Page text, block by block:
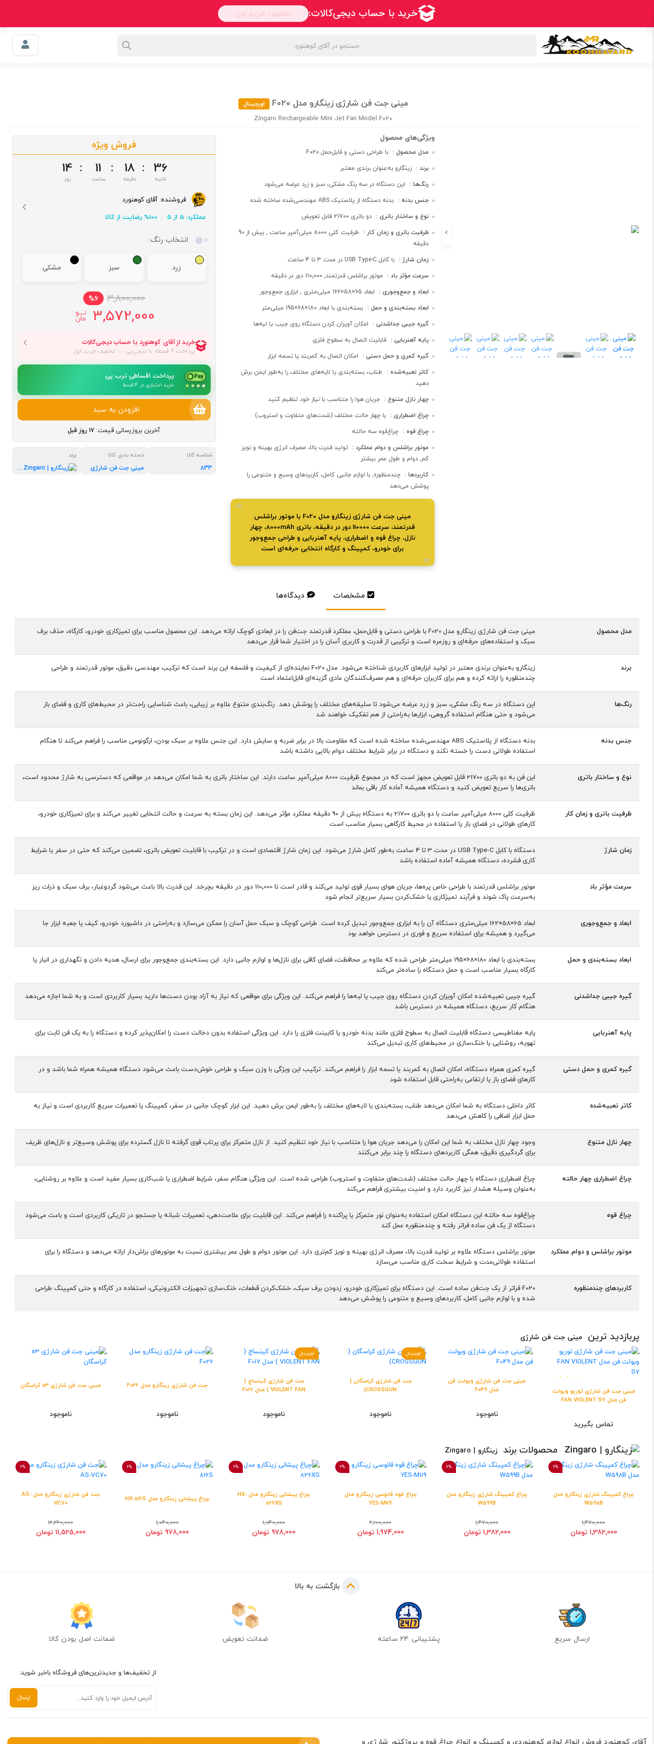
دسته بندی کالاها اکسپلور محبوب ترین برندها سبد خرید
مینی جت فن شارژی زینگارو مدل F020 اورجینال
Zingaro Rechargeable Mini Jet Fan Model F020
مدل محصول : F020 با طراحی دستی و قابل‌حمل
برند : زینگارو به‌عنوان برندی معتبر
رنگ‌ها : این دستگاه در سه رنگ مشکی، سبز و زرد عرضه می‌شود
جنس بدنه : بدنه دستگاه از پلاستیک ABS مهندسی‌شده ساخته شده
نوع و ساختار باتری : دو باتری 21700 قابل تعویض
ظرفیت باتری و زمان کار :
ظرفیت کلی 8000 میلی‌آمپر ساعت , بیش از 90
دقیقه
زمان شارژ : با کابل USB Type-C در مدت 3 تا 4 ساعت
سرعت مؤثر باد : موتور براشلس قدرتمند, 110٬000 دور در دقیقه
ابعاد و جمع‌وجوری : ابعاد 65×58×162 میلی‌متری , ابزاری جمع‌وجور
ابعاد بسته‌بندی و حمل : بسته‌بندی با ابعاد 180×68×195 میلی‌متر
گیره جیبی جداشدنی : امکان آویزان کردن دستگاه روی جیب یا لبه‌ها
پایه آهنربایی : قابلیت اتصال به سطوح فلزی
گیره کمری و حمل دستی : امکان اتصال به کمربند یا تسمه ابزار
کاتر تعبیه‌شده : طناب، بسته‌بندی یا لایه‌های مختلف را به‌طور ایمن برش
دهید
چهار نازل متنوع : جریان هوا را متناسب با نیاز خود تنظیم کنید
چراغ اضطراری : با چهار حالت مختلف (شدت‌های متفاوت و استروب)
چراغ قوه : چراغ‌قوه سه حالته
موتور براشلس و دوام عملکرد : تولید قدرت بالا، مصرف انرژی بهینه و نویز
کم‌, دوام و طول عمر بیشتر
کاربردها : چندمنظوره, با لوازم جانبی کامل، کاربردهای وسیع و متنوعی را
پوشش می‌دهد
مینی جت فن شارژی زینگارو مدل F020 با موتور براشلس
قدرتمند، سرعت 110000 دور در دقیقه، باتری 8000mAh، چهار
نازل، چراغ قوه و اضطراری، پایه آهنربایی و طراحی جمع‌وجور
برای خودرو، کمپینگ و کارگاه انتخابی حرفه‌ای است
فروش ویژه
14 : 11 : 18 : 35
فروشنده: آقای کوهنورد
عملکرد: 5 از 5
100% رضایت از کالا
انتخاب رنگ:
زرد سبز مشکی
3,800,000
%6
3,572,000
پرداخت اقساطی ترب پی
خرید اعتباری در 4 قسط
افزودن به سبد
آخرین بروزرسانی قیمت: 17 روز قبل
شناسه کالا
833
دسته بندی کالا
مینی جت فن شارژی
برند
زینگارو | Zingaro
مشخصات دیدگاه‌ها
مدل محصول
مینی جت فن شارژی زینگارو مدل F020 با طراحی دستی و قابل‌حمل، عملکرد قدرتمند جت‌فن را در ابعادی کوچک ارائه می‌دهد. این محصول مناسب برای تمیزکاری خودرو، کارگاه، حذف برف
سبک و استفاده‌های حرفه‌ای و روزمره است و ترکیبی از قدرت و کاربری آسان را در اختیار شما قرار می‌دهد
برند
زینگارو به‌عنوان برندی معتبر در تولید ابزارهای کاربردی شناخته می‌شود. مدل F020 نماینده‌ای از کیفیت و فلسفه این برند است که ترکیب مهندسی دقیق، موتور قدرتمند و طراحی
چندمنظوره را ارائه کرده و هم برای کاربران حرفه‌ای و هم مصرف‌کنندگان عادی گزینه‌ای قابل‌اعتماد است
رنگ‌ها
این دستگاه در سه رنگ مشکی، سبز و زرد عرضه می‌شود تا سلیقه‌های مختلف را پوشش دهد. رنگ‌بندی متنوع علاوه بر زیبایی، باعث شناسایی راحت‌تر در محیط‌های کاری و فضای باز
می‌شود و حتی هنگام استفاده گروهی، ابزارها به‌راحتی از هم تفکیک خواهند شد
جنس بدنه
بدنه دستگاه از پلاستیک ABS مهندسی‌شده ساخته شده است که مقاومت بالا در برابر ضربه و سایش دارد. این جنس علاوه بر سبک بودن، ارگونومی مناسب را فراهم می‌کند تا هنگام
استفاده طولانی دست را خسته نکند و دستگاه در برابر شرایط مختلف دوام بالایی داشته باشد
نوع و ساختار باتری
این فن به دو باتری 21700 قابل تعویض مجهز است که در مجموع ظرفیت 8000 میلی‌آمپر ساعت دارند. این ساختار باتری به شما امکان می‌دهد در مواقعی که دسترسی به شارژ محدود است،
باتری‌ها را سریع تعویض کنید و دستگاه همیشه آماده کار باقی بماند
ظرفیت باتری و زمان کار
ظرفیت کلی 8000 میلی‌آمپر ساعت با دو باتری 21700 به دستگاه بیش از 90 دقیقه عملکرد مؤثر می‌دهد. این زمان بسته به سرعت و حالت انتخابی تغییر می‌کند و برای تمیزکاری خودرو،
کارهای طولانی در فضای باز یا استفاده در محیط کارگاهی بسیار مناسب است
زمان شارژ
دستگاه با کابل USB Type-C در مدت 3 تا 4 ساعت به‌طور کامل شارژ می‌شود. این زمان شارژ اقتصادی است و در ترکیب با قابلیت تعویض باتری، تضمین می‌کند که حتی در سفر یا شرایط
کاری فشرده، دستگاه همیشه آماده استفاده باشد
سرعت مؤثر باد
موتور براشلس قدرتمند با طراحی خاص پره‌ها، جریان هوای بسیار قوی تولید می‌کند و قادر است تا 110٬000 دور در دقیقه بچرخد. این قدرت بالا باعث می‌شود گردوغبار، برف سبک و ذرات ریز
به‌سرعت پاک شوند و فرآیند تمیزکاری یا خشک‌کردن بسیار سریع‌تر انجام شود
ابعاد و جمع‌وجوری
ابعاد 65×58×162 میلی‌متری دستگاه آن را به ابزاری جمع‌وجور تبدیل کرده است. طراحی کوچک و سبک حمل آسان را ممکن می‌سازد و به‌راحتی در داشبورد خودرو، کیف یا جعبه ابزار جا
می‌گیرد و همیشه برای استفاده سریع و فوری در دسترس خواهد بود
ابعاد بسته‌بندی و حمل
بسته‌بندی با ابعاد 180×68×195 میلی‌متر طراحی شده که علاوه بر محافظت، فضای کافی برای نازل‌ها و لوازم جانبی دارد. این بسته‌بندی جمع‌وجور برای ارسال، هدیه دادن و نگهداری در انبار یا
کارگاه بسیار مناسب است و حمل دستگاه را ساده‌تر می‌کند
گیره جیبی جداشدنی
گیره جیبی تعبیه‌شده امکان آویزان کردن دستگاه روی جیب یا لبه‌ها را فراهم می‌کند. این ویژگی برای مواقعی که نیاز به آزاد بودن دست‌ها دارید بسیار کاربردی است و به شما اجازه می‌دهد
هنگام کار سریع، دستگاه همیشه در دسترس باشد
پایه آهنربایی
پایه مغناطیسی دستگاه قابلیت اتصال به سطوح فلزی مانند بدنه خودرو یا کابینت فلزی را دارد. این ویژگی استفاده بدون دخالت دست را امکان‌پذیر کرده و دستگاه را به یک فن ثابت برای
تهویه، روشنایی یا خنک‌سازی در محیط‌های کاری تبدیل می‌کند
گیره کمری و حمل دستی
گیره کمری همراه دستگاه، امکان اتصال به کمربند یا تسمه ابزار را فراهم می‌کند. ترکیب این ویژگی با وزن سبک و طراحی خوش‌دست باعث می‌شود دستگاه همیشه همراه شما باشد و در
کارهای فضای باز یا ارتفاعی به‌راحتی قابل استفاده شود
کاتر تعبیه‌شده
کاتر داخلی دستگاه به شما امکان می‌دهد طناب، بسته‌بندی یا لایه‌های مختلف را به‌طور ایمن برش دهید. این ابزار کوچک جانبی در سفر، کمپینگ یا تعمیرات سریع کاربردی است و نیاز به
حمل ابزار اضافی را کاهش می‌دهد
چهار نازل متنوع
وجود چهار نازل مختلف به شما این امکان را می‌دهد جریان هوا را متناسب با نیاز خود تنظیم کنید. از نازل متمرکز برای پرتاب قوی گرفته تا نازل گسترده برای پوشش وسیع‌تر و نازل‌های ظریف
برای گردگیری دقیق، همگی کاربردهای دستگاه را چند برابر می‌کنند
چراغ اضطراری چهار حالته
چراغ اضطراری دستگاه با چهار حالت مختلف (شدت‌های متفاوت و استروب) طراحی شده است. این ویژگی هنگام سفر، شرایط اضطراری یا شب‌کاری بسیار مفید است و علاوه بر روشنایی،
به‌عنوان وسیله هشدار نیز کاربرد دارد و امنیت بیشتری فراهم می‌کند
چراغ قوه
چراغ‌قوه سه حالته این دستگاه امکان استفاده به‌عنوان نور متمرکز یا پراکنده را فراهم می‌کند. این قابلیت برای علامت‌دهی، تعمیرات شبانه یا جستجو در تاریکی کاربردی است و باعث می‌شود
دستگاه از یک فن ساده فراتر رفته و چندمنظوره عمل کند
موتور براشلس و دوام عملکرد
موتور براشلس دستگاه علاوه بر تولید قدرت بالا، مصرف انرژی بهینه و نویز کم‌تری دارد. این موتور دوام و طول عمر بیشتری نسبت به موتورهای براش‌دار ارائه می‌دهد و دستگاه را برای
استفاده طولانی‌مدت و شرایط سخت کاری مناسب می‌سازد
کاربردهای چندمنظوره
F020 فراتر از یک جت‌فن ساده است. این دستگاه برای تمیزکاری خودرو، زدودن برف سبک، خشک‌کردن قطعات، خنک‌سازی تجهیزات الکترونیکی، استفاده در کارگاه و حتی کمپینگ طراحی
شده و با لوازم جانبی کامل، کاربردهای وسیع و متنوعی را پوشش می‌دهد
پربازدید ترین مینی جت فن شارژی
مینی جت فن شارژی توربو ویولت
فن مدل FAN VIOLENT S7
تماس بگیرید
مینی جت فن شارژی ویولت فن
مدل F049
ناموجود
اورجینال
جت فن شارژی کراسگان (
CROSSGUN)
ناموجود
اورجینال
جت فن شارژی کینساچ (
VIOLENT FAN ) مدل F017
ناموجود
جت فن شارژی زینگارو مدل F026
ناموجود
مینی جت فن شارژی x3 کراسگان
ناموجود
محصولات برند زینگارو | Zingaro
6%
چراغ کمپینگ شارژی زینگارو مدل
W598B
1,470,000
1,382,000 تومان
6%
چراغ کمپینگ شارژی زینگارو مدل
W599B
1,470,000
1,382,000 تومان
6%
چراغ قوه فانوسی زینگارو مدل
YES-M119
2,100,000
1,974,000 تومان
6%
چراغ پیشانی زینگارو مدل HX-
826XS
1,040,000
978,000 تومان
6%
چراغ پیشانی زینگارو مدل HX-816S
1,040,000
978,000 تومان
6%
جت فن شارژی زینگارو مدل AS-
VC70
12,260,000
11,525,000 تومان
بازگشت به بالا
ارسال سریع پشتیبانی 24 ساعته ضمانت تعویض ضمانت اصل بودن کالا
از تخفیف‌ها و جدیدترین‌های فروشگاه باخبر شوید: